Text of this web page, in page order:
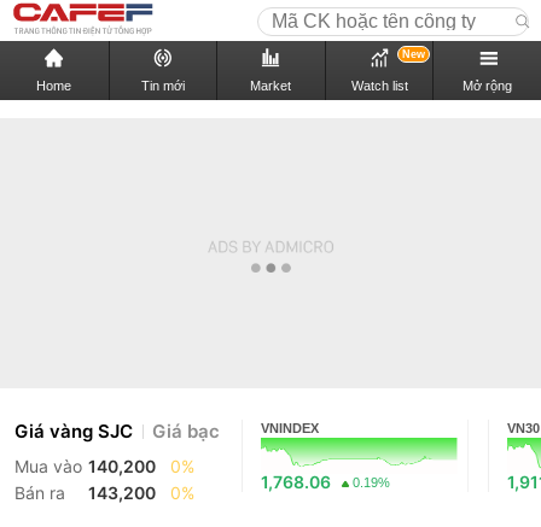
Home Tin mới Market Watch list
New
Mở rộng
Giá vàng SJC Giá bạc
Mua vào 140,200
0%
Bán ra
143,200 0%
VNINDEX
1,768.06 0.19%
VN30